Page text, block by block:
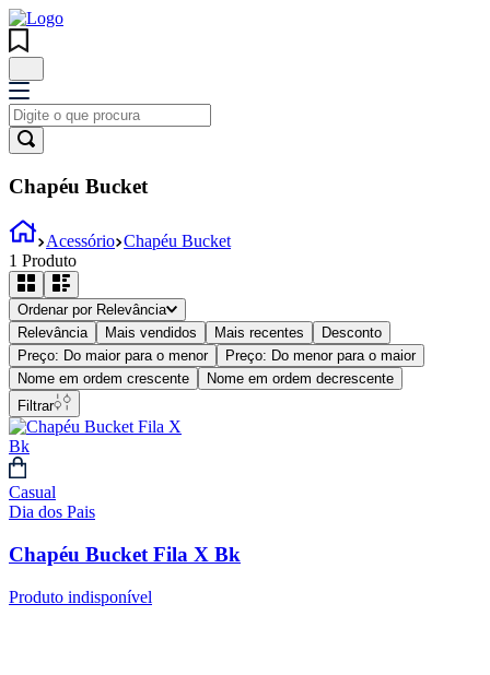
Chapéu Bucket
Acessório Chapéu Bucket
1 Produto
Ordenar por Relevância
Relevância
Mais vendidos Mais recentes
Desconto
Preço: Do maior para o menor
Preço: Do menor para o maior
Nome em ordem crescente
Nome em ordem decrescente
Filtrar
Casual
Dia dos Pais
Chapéu Bucket Fila X Bk
Produto indisponível